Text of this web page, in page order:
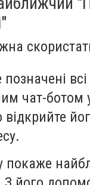
всі
чат-ботом
покаже